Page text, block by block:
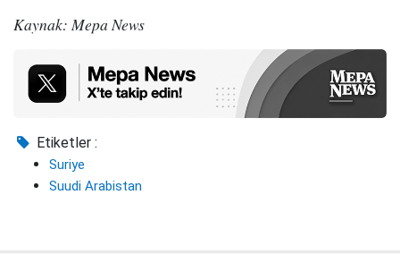
Kaynak: Mepa News
Etiketler :
Suriye
Suudi Arabistan